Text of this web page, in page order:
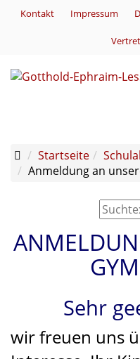
Kontakt Impressum
Startseite
Anmeldung an
Sehr
wir freuen uns